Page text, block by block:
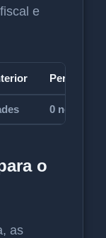
e
Período
0 novas
o
as